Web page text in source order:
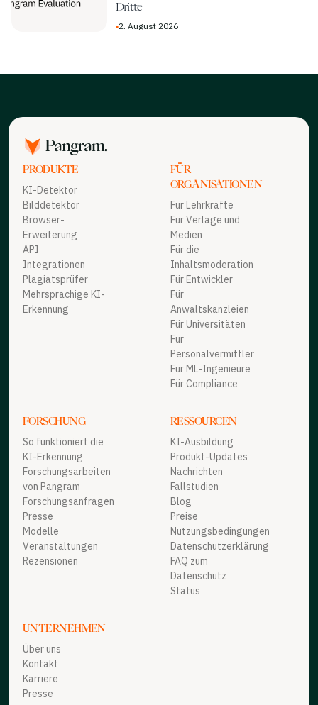
Dritte
▪2. August 2026
PRODUKTE
KI-Detektor
Bilddetektor
Browser-
Erweiterung
API
Integrationen
Plagiatsprüfer
Mehrsprachige KI-
Erkennung
FÜR
ORGANISATIONEN
Für Lehrkräfte
Für Verlage und
Medien
Für die
Inhaltsmoderation
Für Entwickler
Für
Anwaltskanzleien
Für Universitäten
Für
Personalvermittler
Für ML-Ingenieure
Für Compliance
FORSCHUNG
So funktioniert die
KI-Erkennung
Forschungsarbeiten
von Pangram
Forschungsanfragen
Presse
Modelle
Veranstaltungen
Rezensionen
RESSOURCEN
KI-Ausbildung
Produkt-Updates
Nachrichten
Fallstudien
Blog
Preise
Nutzungsbedingungen
Datenschutzerklärung
FAQ zum
Datenschutz
Status
UNTERNEHMEN
Über uns
Kontakt
Karriere
Presse